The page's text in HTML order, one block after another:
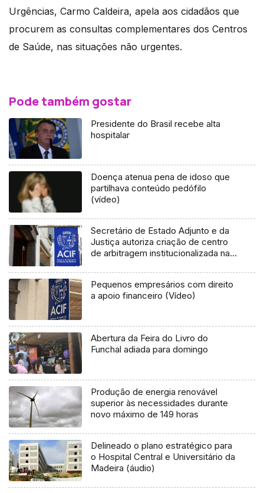
Urgências, Carmo Caldeira, apela aos cidadãos que
procurem as consultas complementares dos Centros
de Saúde, nas situações não urgentes.
Pode também gostar
Presidente do Brasil recebe alta
hospitalar
Doença atenua pena de idoso que
partilhava conteúdo pedófilo
(vídeo)
Secretário de Estado Adjunto e da
Justiça autoriza criação de centro
de arbitragem institucionalizada na
Pequenos empresários com direito
a apoio financeiro (Vídeo)
Abertura da Feira do Livro do
Funchal adiada para domingo
Produção de energia renovável
superior às necessidades durante
novo máximo de 149 horas
Delineado o plano estratégico para
o Hospital Central e Universitário da
Madeira (áudio)